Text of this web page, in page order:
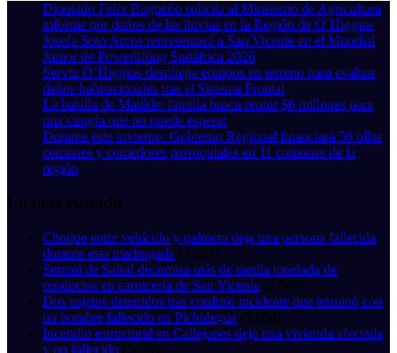
Diputado Felix Bugueño solicita al Ministerio de Agricultura
informe por daños de las lluvias en la Región de O´Higgins
Josefa Soto Arcos representará a San Vicente en el Mundial
Junior de Powerlifting Sudáfrica 2026
Serviu O’Higgins despliega equipos en terreno para evaluar
daños habitacionales tras el Sistema Frontal
La batalla de Matilde: familia busca reunir $6 millones para
una cirugía que no puede esperar
Durante este invierno: Gobierno Regional financiará 56 ollas
comunes y comedores parroquiales en 11 comunas de la
región
Lo más visitado
Choque entre vehículo y palmera deja una persona fallecida
durante esta madrugada (7.697)
Seremi de Salud decomisa más de media tonelada de
productos en carnicería de San Vicente (5.849)
Dos sujetos detenidos tras confuso incidente que terminó con
un hombre fallecido en Pichidegua (5.604)
Incendio estructural en Callejones deja una vivienda afectada
y un fallecido (5.098)